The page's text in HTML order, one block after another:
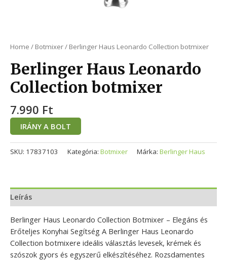
Home / Botmixer/ Berlinger Haus Leonardo Collection botmixer
Berlinger Haus Leonardo
Collection botmixer
7.990 Ft
IRÁNY A BOLT
SKU: 17837103 Kategória: Botmixer Márka: Berlinger Haus
Leírás
Berlinger Haus Leonardo Collection Botmixer – Elegáns és
Erőteljes Konyhai Segítség A Berlinger Haus Leonardo
Collection botmixere ideális választás levesek, krémek és
szószok gyors és egyszerű elkészítéséhez. Rozsdamentes